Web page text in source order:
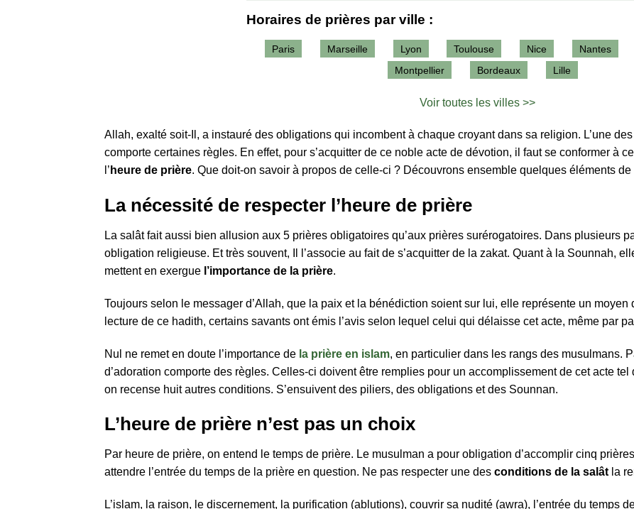
Horaires de prières par ville :
Paris Marseille Lyon Toulouse Nice Nantes
Montpellier
Bordeaux Lille
Voir toutes les villes >>
Allah, exalté soit-Il, a instauré des obligations qui incombent à chaque croyant dans sa religion. L’une
comporte certaines règles. En effet, pour s’acquitter de ce noble acte de dévotion, il faut se conformer à
l’ heure de prière. Que doit-on savoir à propos de celle-ci ? Découvrons ensemble quelques éléments de
La nécessité de respecter l’heure de prière
La salât fait aussi bien allusion aux 5 prières obligatoires qu’aux prières surérogatoires. Dans plusieurs
obligation religieuse. Et très souvent, Il l’associe au fait de s’acquitter de la zakat. Quant à la Sounnah,
mettent en exergue l’importance de la prière.
Toujours selon le messager d’Allah, que la paix et la bénédiction soient sur lui, elle représente un moyen
lecture de ce hadith, certains savants ont émis l’avis selon lequel celui qui délaisse cet acte, même par
Nul ne remet en doute l’importance de la prière en islam, en particulier dans les rangs des musulmans.
d’adoration comporte des règles. Celles-ci doivent être remplies pour un accomplissement de cet acte tel
on recense huit autres conditions. S’ensuivent des piliers, des obligations et des Sounnan.
L’heure de prière n’est pas un choix
Par heure de prière, on entend le temps de prière. Le musulman a pour obligation d’accomplir cinq
attendre l’entrée du temps de la prière en question. Ne pas respecter une des conditions de la salât la
L’islam, la raison, le discernement, la purification (ablutions), couvrir sa nudité (awra), l’entrée du temps